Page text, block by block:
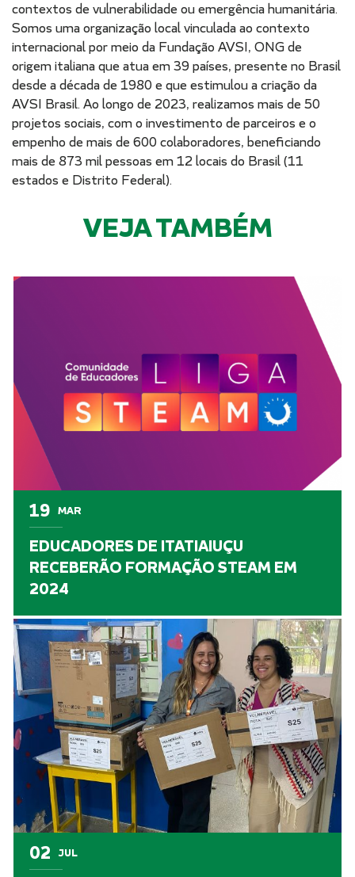
contextos de vulnerabilidade ou emergência humanitária.
Somos uma organização local vinculada ao contexto
internacional por meio da Fundação AVSI, ONG de
origem italiana que atua em 39 países, presente no Brasil
desde a década de 1980 e que estimulou a criação da
AVSI Brasil. Ao longo de 2023, realizamos mais de 50
projetos sociais, com o investimento de parceiros e o
empenho de mais de 600 colaboradores, beneficiando
mais de 873 mil pessoas em 12 locais do Brasil (11
estados e Distrito Federal).
VEJA TAMBÉM
19 MAR
EDUCADORES DE ITATIAIUÇU
RECEBERÃO FORMAÇÃO STEAM EM
2024
02 JUL